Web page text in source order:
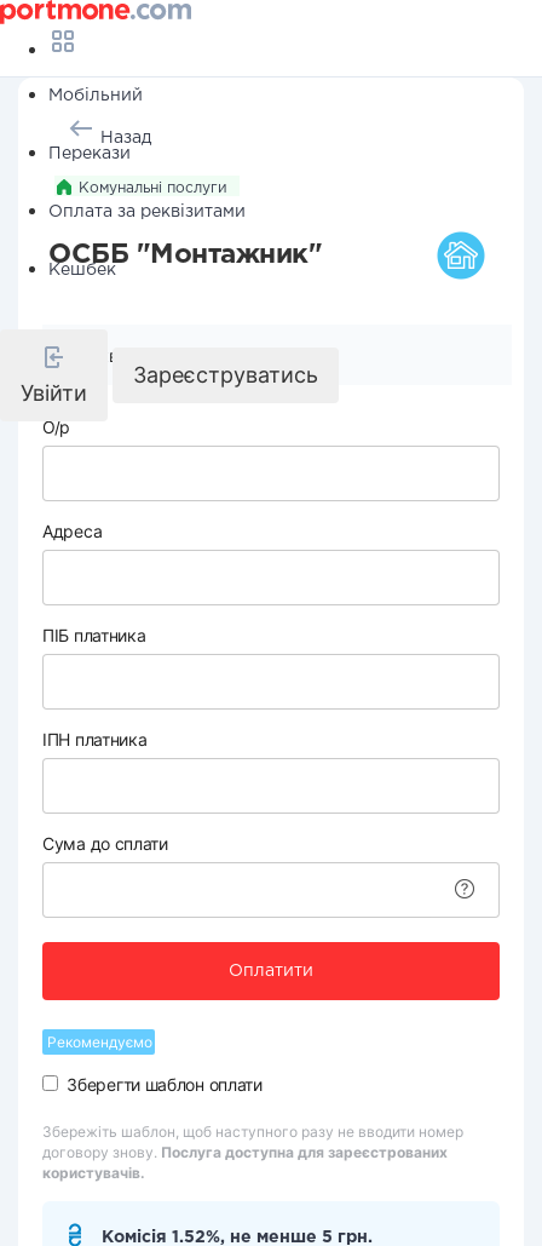
Мобільний
Перекази
Оплата за реквізитами
Кешбек
Увійти
Зареєструватись
Назад
Комунальні послуги
ОСББ "Монтажник"
Реквізити компанії
О/р
Адреса
ПІБ платника
ІПН платника
Сума до сплати
Оплатити
Рекомендуємо
Зберегти шаблон оплати
Збережіть шаблон, щоб наступного разу не вводити номер
договору знову. Послуга доступна для зареєстрованих
користувачів.
Комісія 1.52%, не менше 5 грн.